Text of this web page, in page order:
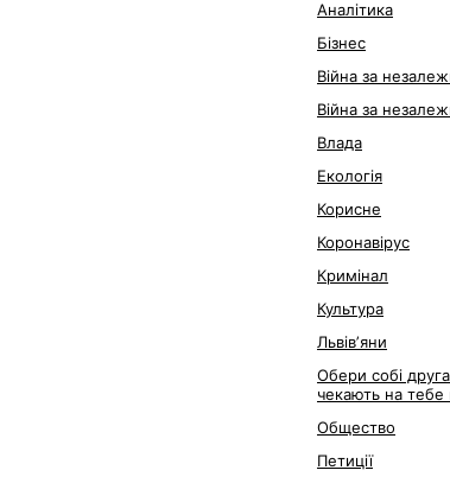
Аналітика
Бізнес
Війна за
Війна за
Влада
Екологія
Корисне
Коронавірус
Кримінал
Культура
Львівʼяни
Обери собі
чекають на
Общество
Петиції